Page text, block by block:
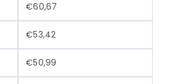
€60,67
€53,42
€50,99